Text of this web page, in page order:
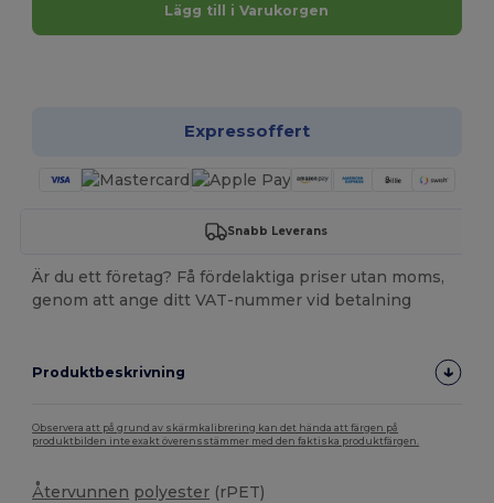
Lägg till i Varukorgen
Expressoffert
Snabb Leverans
Är du ett företag? Få fördelaktiga priser utan moms,
genom att ange ditt VAT-nummer vid betalning
Produktbeskrivning
Observera att på grund av skärmkalibrering kan det hända att färgen på
produktbilden inte exakt överensstämmer med den faktiska produktfärgen.
Återvunnen polyester (rPET)